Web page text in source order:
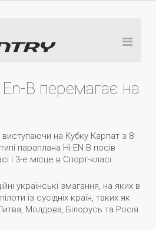
B перемагає на
на Кубку Карпат з 8
параплана Hi-EN B посів
і 3-е місце в Спорт-класі.
українські змагання, на яких в
із сусідніх країн, таких як
Молдова, Білорусь та Росія.